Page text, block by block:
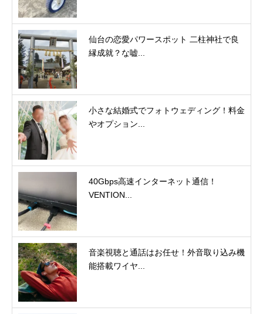
仙台の恋愛パワースポット 二柱神社で良
縁成就？な嘘...
小さな結婚式でフォトウェディング！料金
やオプション...
40Gbps高速インターネット通信！
VENTION...
音楽視聴と通話はお任せ！外音取り込み機
能搭載ワイヤ...